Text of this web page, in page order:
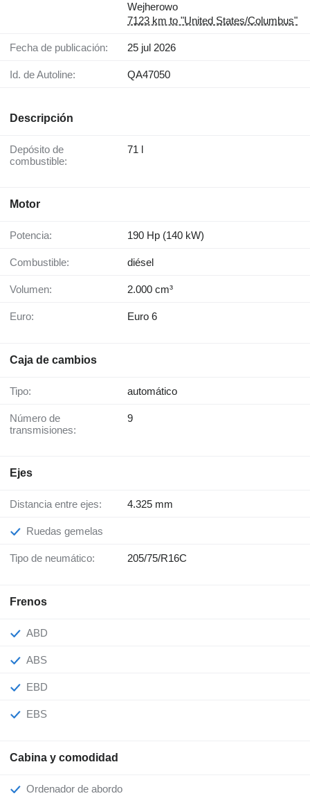
Wejherowo
7123 km to "United States/Columbus"
Fecha de publicación: 25 jul 2026
Id. de Autoline: QA47050
Descripción
Depósito de
combustible:
71 l
Motor
Potencia: 190 Hp (140 kW)
Combustible: diésel
Volumen: 2.000 cm³
Euro: Euro 6
Caja de cambios
Tipo: automático
Número de
transmisiones:
9
Ejes
Distancia entre ejes: 4.325 mm
Ruedas gemelas
Tipo de neumático: 205/75/R16C
Frenos
ABD
ABS
EBD
EBS
Cabina y comodidad
Ordenador de abordo